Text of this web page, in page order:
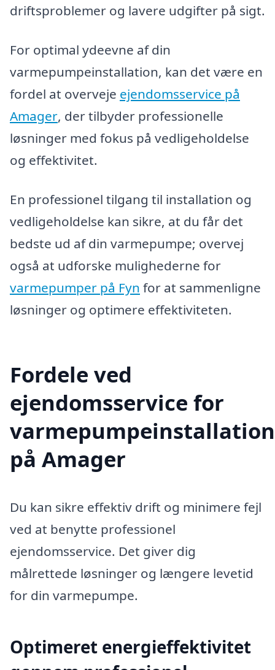
driftsproblemer og lavere udgifter på sigt.
For optimal ydeevne af din
varmepumpeinstallation, kan det være en
fordel at overveje ejendomsservice på
Amager, der tilbyder professionelle
løsninger med fokus på vedligeholdelse
og effektivitet.
En professionel tilgang til installation og
vedligeholdelse kan sikre, at du får det
bedste ud af din varmepumpe; overvej
også at udforske mulighederne for
varmepumper på Fyn for at sammenligne
løsninger og optimere effektiviteten.
Fordele ved
ejendomsservice for
på Amager
Du kan sikre effektiv drift og minimere fejl
ved at benytte professionel
ejendomsservice. Det giver dig
målrettede løsninger og længere levetid
for din varmepumpe.
Optimeret energieffektivitet